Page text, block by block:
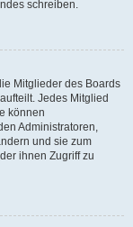
schreiben.
Mitglieder des Boards
Jedes Mitglied
können
Administratoren,
und sie zum
ihnen Zugriff zu